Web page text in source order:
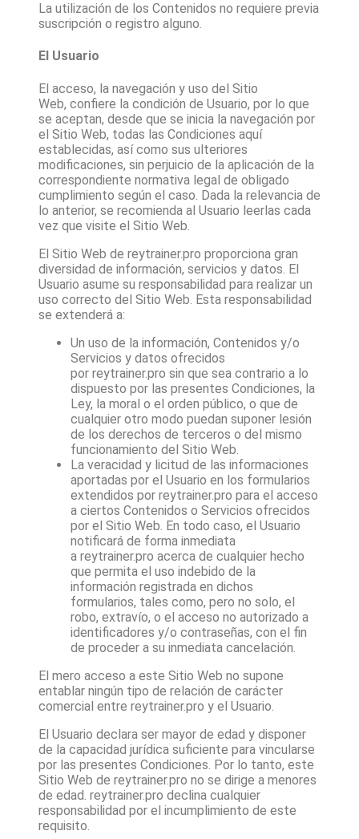
La utilización de los Contenidos no requiere previa
suscripción o registro alguno.
El Usuario
El acceso, la navegación y uso del Sitio
Web, confiere la condición de Usuario, por lo que
se aceptan, desde que se inicia la navegación por
el Sitio Web, todas las Condiciones aquí
establecidas, así como sus ulteriores
modificaciones, sin perjuicio de la aplicación de la
correspondiente normativa legal de obligado
cumplimiento según el caso. Dada la relevancia de
lo anterior, se recomienda al Usuario leerlas cada
vez que visite el Sitio Web.
El Sitio Web de reytrainer.pro proporciona gran
diversidad de información, servicios y datos. El
Usuario asume su responsabilidad para realizar un
uso correcto del Sitio Web. Esta responsabilidad
se extenderá a:
Un uso de la información, Contenidos y/o
Servicios y datos ofrecidos
por reytrainer.pro sin que sea contrario a lo
dispuesto por las presentes Condiciones, la
Ley, la moral o el orden público, o que de
cualquier otro modo puedan suponer lesión
de los derechos de terceros o del mismo
funcionamiento del Sitio Web.
La veracidad y licitud de las informaciones
aportadas por el Usuario en los formularios
extendidos por reytrainer.pro para el acceso
a ciertos Contenidos o Servicios ofrecidos
por el Sitio Web. En todo caso, el Usuario
notificará de forma inmediata
a reytrainer.pro acerca de cualquier hecho
que permita el uso indebido de la
información registrada en dichos
formularios, tales como, pero no solo, el
robo, extravío, o el acceso no autorizado a
identificadores y/o contraseñas, con el fin
de proceder a su inmediata cancelación.
El mero acceso a este Sitio Web no supone
entablar ningún tipo de relación de carácter
comercial entre reytrainer.pro y el Usuario.
El Usuario declara ser mayor de edad y disponer
de la capacidad jurídica suficiente para vincularse
por las presentes Condiciones. Por lo tanto, este
Sitio Web de reytrainer.pro no se dirige a menores
de edad. reytrainer.pro declina cualquier
responsabilidad por el incumplimiento de este
requisito.